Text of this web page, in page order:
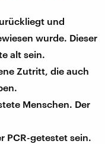
und
wurde. Dieser
alt sein.
Zutritt, die auch
Menschen. Der
PCR-getestet sein.